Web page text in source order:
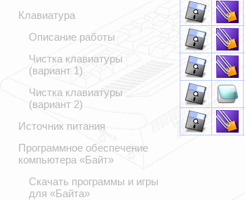
Клавиатура
Описание работы
Чистка клавиатуры
(вариант 1)
Чистка клавиатуры
(вариант 2)
Источник питания
Программное обеспечение
компьютера «Байт»
Скачать программы и игры
для «Байта»